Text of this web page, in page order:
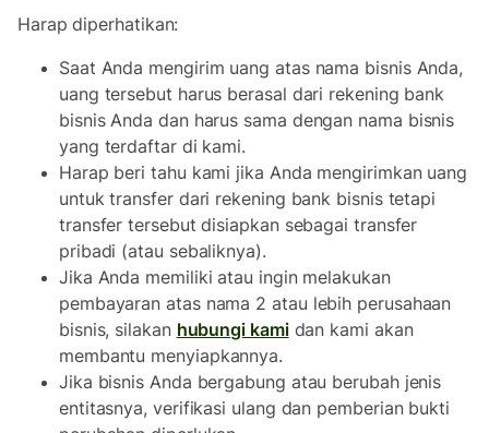
Harap diperhatikan:
Saat Anda mengirim uang atas nama bisnis Anda,
uang tersebut harus berasal dari rekening bank
bisnis Anda dan harus sama dengan nama bisnis
yang terdaftar di kami.
Harap beri tahu kami jika Anda mengirimkan uang
untuk transfer dari rekening bank bisnis tetapi
transfer tersebut disiapkan sebagai transfer
pribadi (atau sebaliknya).
Jika Anda memiliki atau ingin melakukan
pembayaran atas nama 2 atau lebih perusahaan
bisnis, silakan hubungi kamidan kami akan
membantu menyiapkannya.
Jika bisnis Anda bergabung atau berubah jenis
entitasnya, verifikasi ulang dan pemberian bukti